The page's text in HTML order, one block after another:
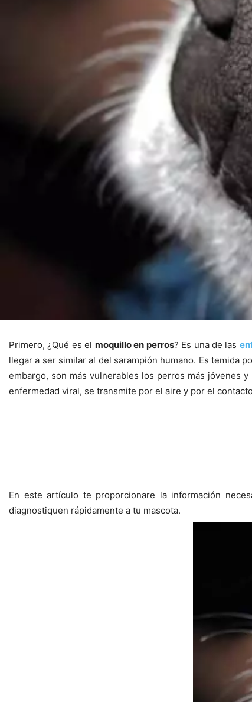
Primero, ¿Qué es el moquillo en perros? Es una de las
llegar a ser similar al del sarampión humano. Es temida
embargo, son más vulnerables los perros más jóvenes
enfermedad viral, se transmite por el aire y por el
En este artículo te proporcionare la información
diagnostiquen rápidamente a tu mascota.